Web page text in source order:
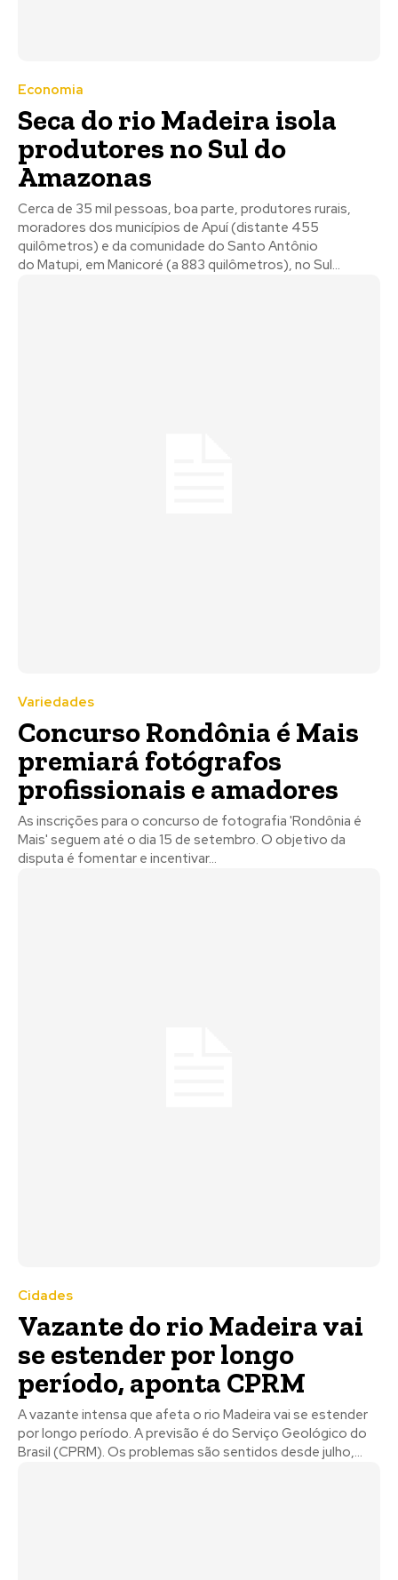
Economia
Seca do rio Madeira isola
produtores no Sul do
Amazonas
Cerca de 35 mil pessoas, boa parte, produtores rurais,
moradores dos municípios de Apuí (distante 455
quilômetros) e da comunidade do Santo Antônio
do Matupi, em Manicoré (a 883 quilômetros), no Sul...
Variedades
Concurso Rondônia é Mais
premiará fotógrafos
profissionais e amadores
As inscrições para o concurso de fotografia 'Rondônia é
Mais' seguem até o dia 15 de setembro. O objetivo da
disputa é fomentar e incentivar...
Cidades
Vazante do rio Madeira vai
se estender por longo
período, aponta CPRM
A vazante intensa que afeta o rio Madeira vai se estender
por longo período. A previsão é do Serviço Geológico do
Brasil (CPRM). Os problemas são sentidos desde julho,...